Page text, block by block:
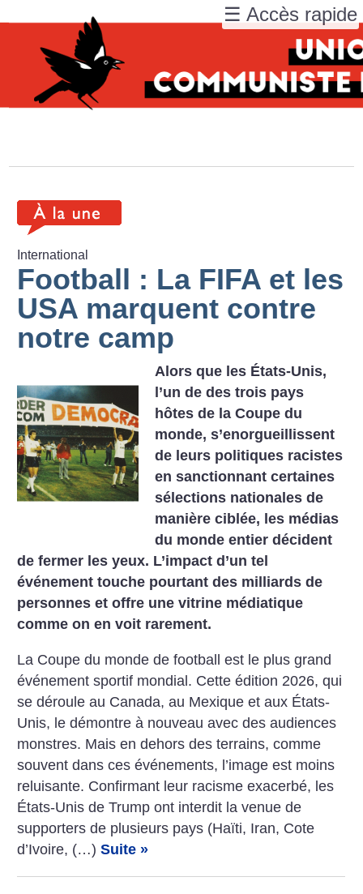
International
Football : La FIFA et les
USA marquent contre
notre camp
Alors que les États-Unis,
l’un de des trois pays
hôtes de la Coupe du
monde, s’enorgueillissent
de leurs politiques racistes
en sanctionnant certaines
sélections nationales de
manière ciblée, les médias
du monde entier décident
de fermer les yeux. L’impact d’un tel
événement touche pourtant des milliards de
personnes et offre une vitrine médiatique
comme on en voit rarement.
La Coupe du monde de football est le plus grand
événement sportif mondial. Cette édition 2026, qui
se déroule au Canada, au Mexique et aux États-
Unis, le démontre à nouveau avec des audiences
­monstres. Mais en dehors des terrains, comme
souvent dans ces événements, l’image est moins
reluisante. Confirmant leur racisme exacerbé, les
États-Unis de Trump ont interdit la venue de
supporters de plusieurs pays (Haïti, Iran, Cote
d’Ivoire, (…)Suite »
☰ Accès rapide